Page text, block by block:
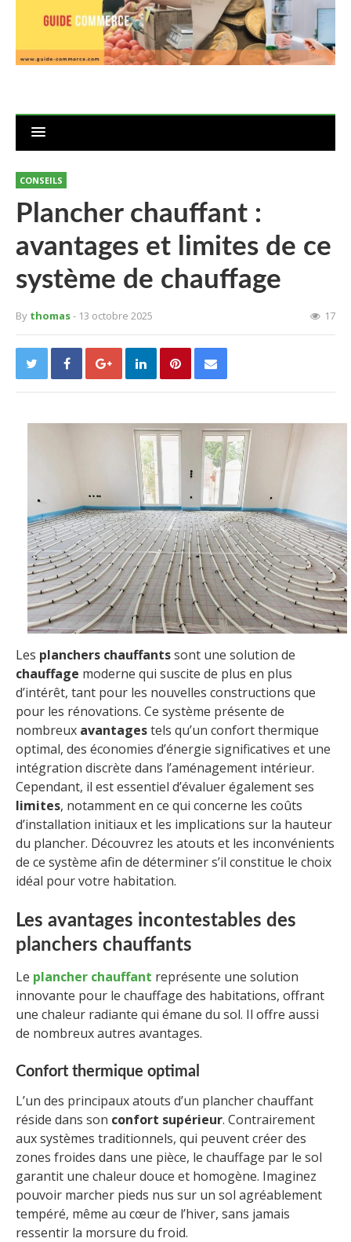
CONSEILS
Plancher chauffant :
avantages et limites de ce
système de chauffage
By thomas- 13 octobre 2025 17
Les planchers chauffantssont une solution de
chauffage moderne qui suscite de plus en plus
d’intérêt, tant pour les nouvelles constructions que
pour les rénovations. Ce système présente de
nombreux avantagestels qu’un confort thermique
optimal, des économies d’énergie significatives et une
intégration discrète dans l’aménagement intérieur.
Cependant, il est essentiel d’évaluer également ses
limites, notamment en ce qui concerne les coûts
d’installation initiaux et les implications sur la hauteur
du plancher. Découvrez les atouts et les inconvénients
de ce système afin de déterminer s’il constitue le choix
idéal pour votre habitation.
Les avantages incontestables des
planchers chauffants
Le plancher chauffant représente une solution
innovante pour le chauffage des habitations, offrant
une chaleur radiante qui émane du sol. Il offre aussi
de nombreux autres avantages.
Confort thermique optimal
L’un des principaux atouts d’un plancher chauffant
réside dans son confort supérieur. Contrairement
aux systèmes traditionnels, qui peuvent créer des
zones froides dans une pièce, le chauffage par le sol
garantit une chaleur douce et homogène. Imaginez
pouvoir marcher pieds nus sur un sol agréablement
tempéré, même au cœur de l’hiver, sans jamais
ressentir la morsure du froid.